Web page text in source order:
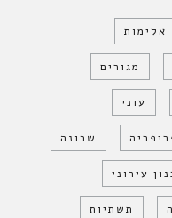
אלימות
מגורים
עוני
שכונה
עירוני
תשתיות